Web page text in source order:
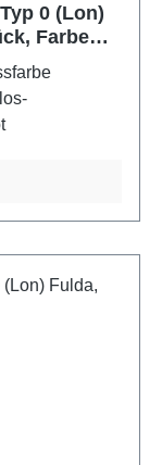
0 (Lon)
Farbe